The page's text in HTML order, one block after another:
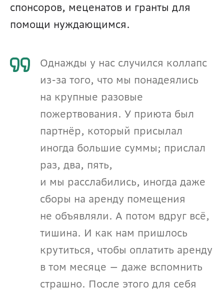
спонсоров, меценатов и гранты для
помощи нуждающимся.
Однажды у нас случился коллапс
из-за того, что мы понадеялись
на крупные разовые
пожертвования. У приюта был
партнёр, который присылал
иногда большие суммы; прислал
раз, два, пять,
и мы расслабились, иногда даже
сборы на аренду помещения
не объявляли. А потом вдруг всё,
тишина. И как нам пришлось
крутиться, чтобы оплатить аренду
в том месяце — даже вспомнить
страшно. После этого для себя